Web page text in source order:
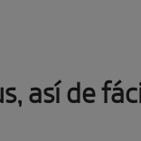
así de